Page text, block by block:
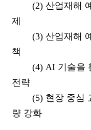
(2) 산업재해 예
제
(3) 산업재해 예
책
(4) AI 기술을 활
전략
(5) 현장 중심 교
량 강화